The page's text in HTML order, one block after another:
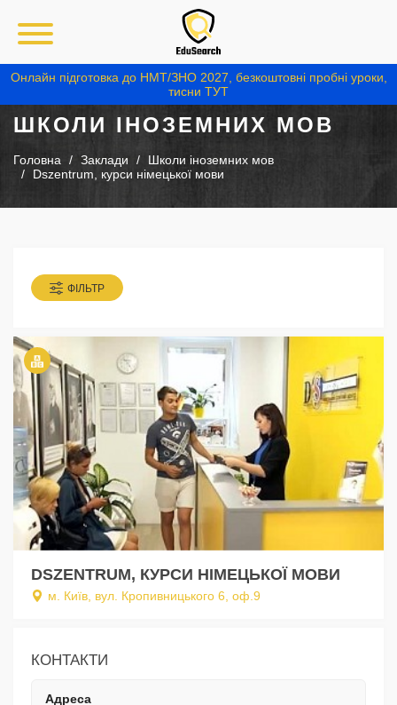
Онлайн підготовка до НМТ/ЗНО 2027, безкоштовні пробні уроки,
тисни ТУТ
ШКОЛИ ІНОЗЕМНИХ МОВ
Головна Заклади
Школи іноземних мов
Dszentrum, курси німецької мови
ФІЛЬТР
DSZENTRUM, КУРСИ НІМЕЦЬКОЇ МОВИ
м. Київ, вул. Кропивницького 6, оф.9
КОНТАКТИ
Адреса